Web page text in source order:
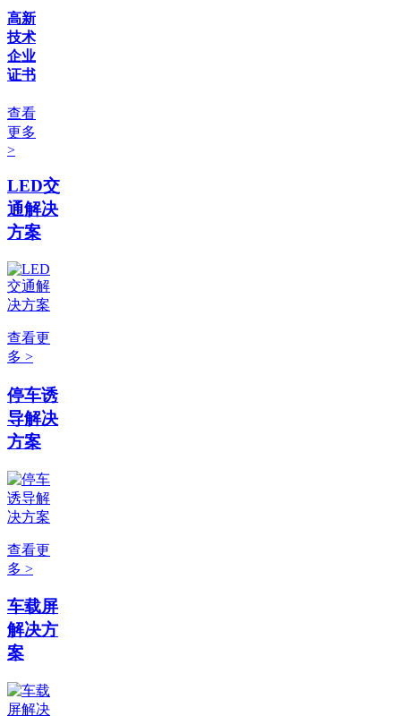
高新
技术
企业
证书
查看
更多
>
LED交
通解决
方案
查看更
多 >
停车诱
导解决
方案
查看更
多 >
车载屏
解决方
案